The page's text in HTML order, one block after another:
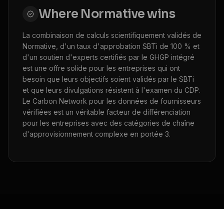
Where Normativewins
La combinaison de calculs scientifiquement validés de
Normative, d'un taux d'approbation SBTi de 100 % et
d'un soutien d'experts certifiés par le GHGP intégré
est une offre solide pour les entreprises qui ont
besoin que leurs objectifs soient validés par le SBTi
et que leurs divulgations résistent à l'examen du CDP.
Le Carbon Network pour les données de fournisseurs
vérifiées est un véritable facteur de différenciation
pour les entreprises avec des catégories de chaîne
d'approvisionnement complexe en portée 3.